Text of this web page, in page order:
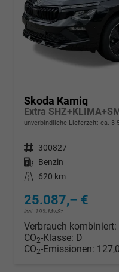
Skoda Kamiq
unverbindliche Lieferzeit: ca. 3-
Fahrzeugnr. 300827
Kraftstoff Benzin
Kilometerstand
620 km
25.087,– €
incl. 19% MwSt.
Verbrauch kombiniert:
CO2-Klasse: D
CO2-Emissionen: